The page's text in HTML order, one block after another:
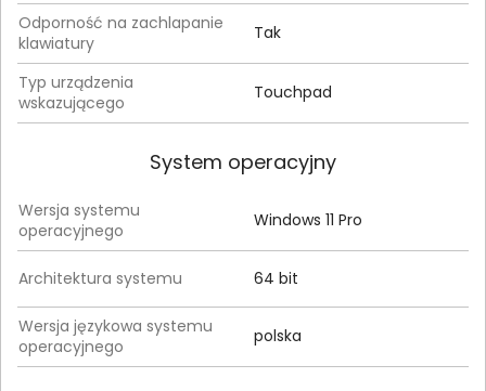
Odporność na zachlapanie
klawiatury
Tak
Typ urządzenia
wskazującego
Touchpad
System operacyjny
Wersja systemu
operacyjnego
Windows 11 Pro
Architektura systemu 64 bit
Wersja językowa systemu
operacyjnego
polska